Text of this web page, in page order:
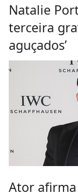
Natalie
terceira
aguçados’
Ator